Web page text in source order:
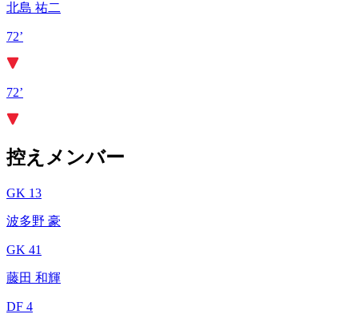
北島 祐二
72’
72’
控えメンバー
GK 13
波多野 豪
GK 41
藤田 和輝
DF 4